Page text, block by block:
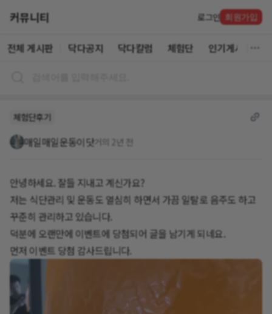
커뮤니티 로그인 회원가입
전체 게시판 닥다공지 닥다칼럼 체험단 인기게시글
체험단후기
매일매일운동이닷 거의 2년 전
안녕하세요. 잘들 지내고 계신가요?
저는 식단관리 및 운동도 열심히 하면서 가끔 일탈로 음주도 하고
꾸준히 관리하고 있습니다.
덕분에 오랜만에 이벤트에 당첨되어 글을 남기게 되네요.
먼저 이벤트 당첨 감사드립니다.